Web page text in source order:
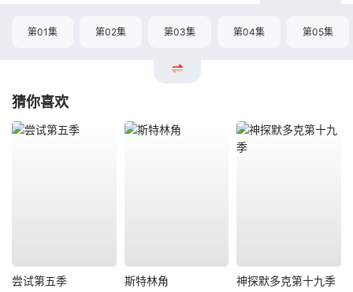
第01集 第02集 第03集 第04集 第05集
猜你喜欢
尝试第五季 斯特林角 神探默多克第十九季